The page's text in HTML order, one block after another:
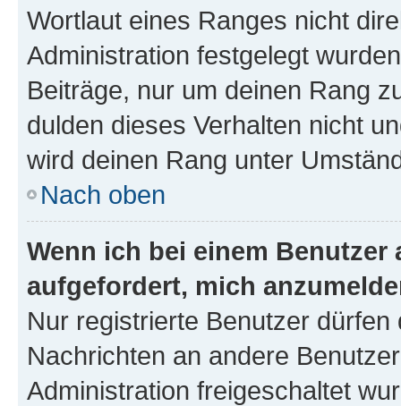
Wortlaut eines Ranges nicht
Administration festgelegt
Beiträge, nur um deinen Rang
dulden dieses Verhalten nicht
wird deinen Rang unter
Nach oben
Wenn ich bei einem
aufgefordert, mich
Nur registrierte Benutzer
Nachrichten an andere
Administration freigeschaltet